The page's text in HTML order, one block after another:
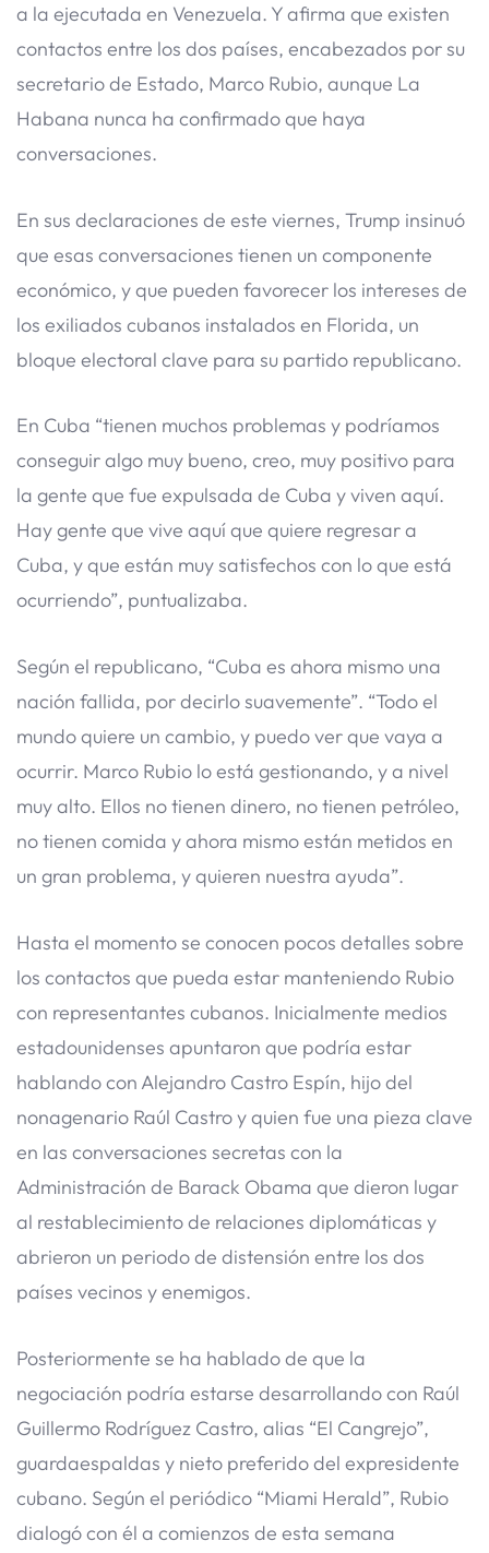
a la ejecutada en Venezuela. Y afirma que existen
contactos entre los dos países, encabezados por su
secretario de Estado, Marco Rubio, aunque La
Habana nunca ha confirmado que haya
conversaciones.
En sus declaraciones de este viernes, Trump insinuó
que esas conversaciones tienen un componente
económico, y que pueden favorecer los intereses de
los exiliados cubanos instalados en Florida, un
bloque electoral clave para su partido republicano.
En Cuba “tienen muchos problemas y podríamos
conseguir algo muy bueno, creo, muy positivo para
la gente que fue expulsada de Cuba y viven aquí.
Hay gente que vive aquí que quiere regresar a
Cuba, y que están muy satisfechos con lo que está
ocurriendo”, puntualizaba.
Según el republicano, “Cuba es ahora mismo una
nación fallida, por decirlo suavemente”. “Todo el
mundo quiere un cambio, y puedo ver que vaya a
ocurrir. Marco Rubio lo está gestionando, y a nivel
muy alto. Ellos no tienen dinero, no tienen petróleo,
no tienen comida y ahora mismo están metidos en
un gran problema, y quieren nuestra ayuda”.
Hasta el momento se conocen pocos detalles sobre
los contactos que pueda estar manteniendo Rubio
con representantes cubanos. Inicialmente medios
estadounidenses apuntaron que podría estar
hablando con Alejandro Castro Espín, hijo del
nonagenario Raúl Castro y quien fue una pieza clave
en las conversaciones secretas con la
Administración de Barack Obama que dieron lugar
al restablecimiento de relaciones diplomáticas y
abrieron un periodo de distensión entre los dos
países vecinos y enemigos.
Posteriormente se ha hablado de que la
negociación podría estarse desarrollando con Raúl
Guillermo Rodríguez Castro, alias “El Cangrejo”,
guardaespaldas y nieto preferido del expresidente
cubano. Según el periódico “Miami Herald”, Rubio
dialogó con él a comienzos de esta semana